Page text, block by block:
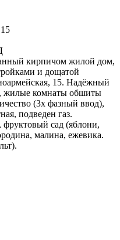
кирпичом жилой дом,
и дощатой
15. Надёжный
жилые комнаты обшиты
(3х фазный ввод),
подведен газ.
сад (яблони,
малина, ежевика.